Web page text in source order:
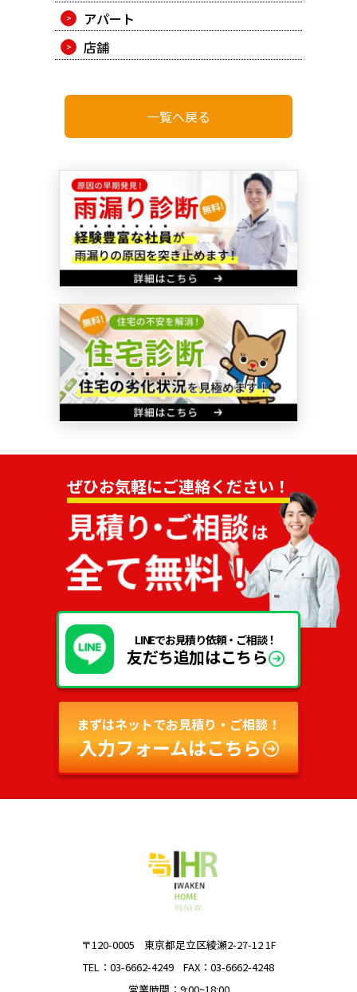
アパート
店舗
一覧へ戻る
ぜひお気軽にご連絡ください！
LINEでお見積り依頼・ご相談！
友だち追加はこちら
まずはネットでお見積り・ご相談！
入力フォームはこちら
〒120-0005
東京都足立区綾瀬2-27-12 1F
TEL：03-6662-4249
FAX：03-6662-4248
営業時間：9:00~18:00